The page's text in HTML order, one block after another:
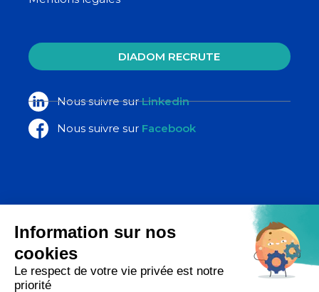
DIADOM RECRUTE
Nous suivre surLinkedin
Nous suivre sur Facebook
La Poste Santé & Autonomie,
un ensemble d’expertises du groupe